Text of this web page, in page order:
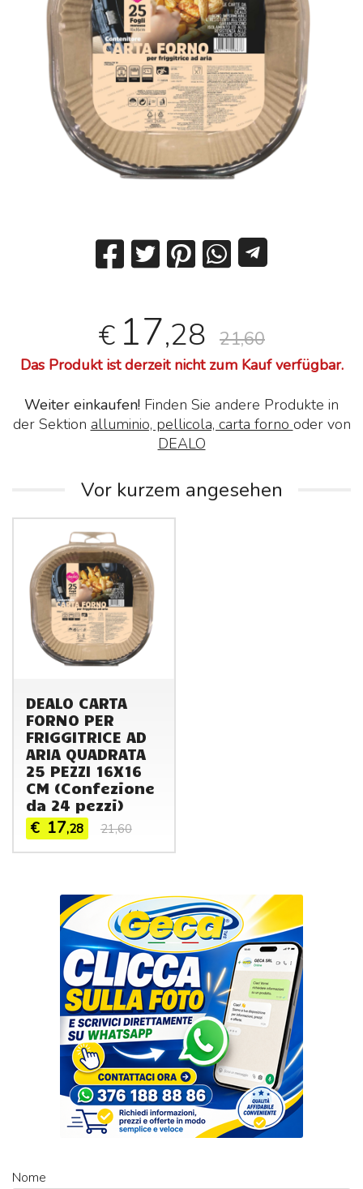
€ 17,28 21,60
Das Produkt ist derzeit nicht zum Kauf verfügbar.
Weiter einkaufen! Finden Sie andere Produkte in
der Sektion alluminio, pellicola, carta forno oder von
DEALO
Vor kurzem angesehen
DEALO CARTA
FORNO PER
FRIGGITRICE AD
ARIA QUADRATA
25 PEZZI 16X16
CM (Confezione
da 24 pezzi)
€ 17,28 21,60
Nome